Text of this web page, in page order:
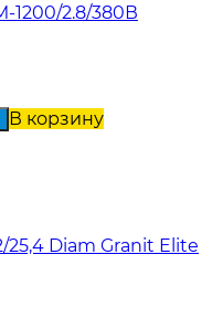
1200/2.8/380В
В корзину
25,4 Diam Granit Elite